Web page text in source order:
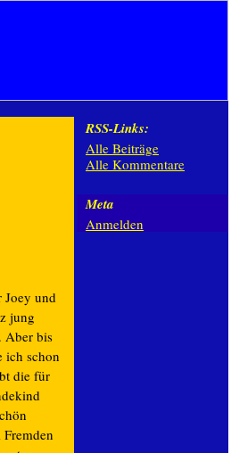
Joey und
jung
Aber bis
ich schon
die für
RSS-Links:
Alle Beiträge
Alle Kommentare
Meta
Anmelden